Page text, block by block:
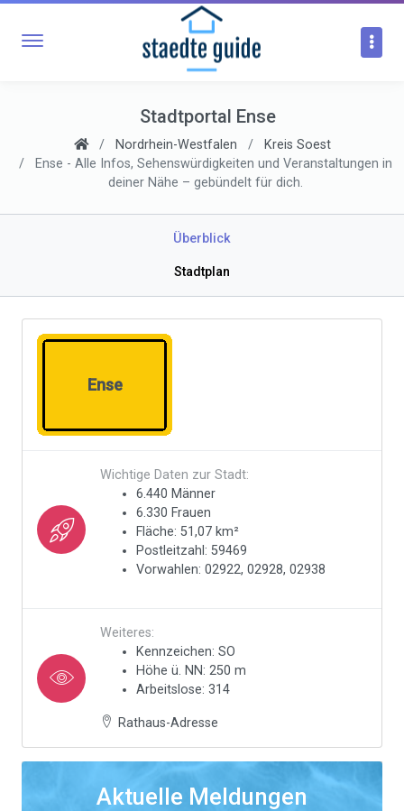
Stadtportal Ense
Nordrhein-Westfalen
Kreis Soest
Ense - Alle Infos, Sehenswürdigkeiten und Veranstaltungen in
deiner Nähe – gebündelt für dich.
Überblick
Stadtplan
Ense
Wichtige Daten zur Stadt:
6.440 Männer
6.330 Frauen
Fläche: 51,07 km²
Postleitzahl: 59469
Vorwahlen: 02922, 02928, 02938
Weiteres:
Kennzeichen: SO
Höhe ü. NN: 250 m
Arbeitslose: 314
Rathaus-Adresse
Aktuelle Meldungen